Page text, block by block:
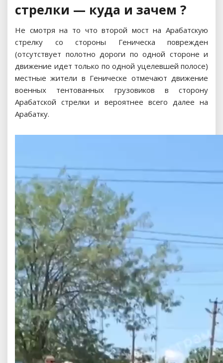
стрелки — куда и зачем ?
Не смотря на то что второй мост на Арабатскую
стрелку со стороны Геническа поврежден
(отсутствует полотно дороги по одной стороне и
движение идет только по одной уцелевшей полосе)
местные жители в Геническе отмечают движение
военных тентованных грузовиков в сторону
Арабатской стрелки и вероятнее всего далее на
Арабатку.